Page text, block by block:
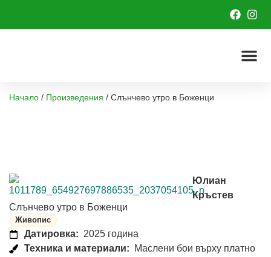
Начало / Произведения / Слънчево утро в Боженци
Юлиан
Кръстев
Слънчево утро в Боженци
Живопис
Датировка: 2025 година
Техника и материали: Маслени бои върху платно